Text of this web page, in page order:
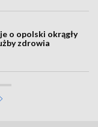
o opolski okrągły
zdrowia